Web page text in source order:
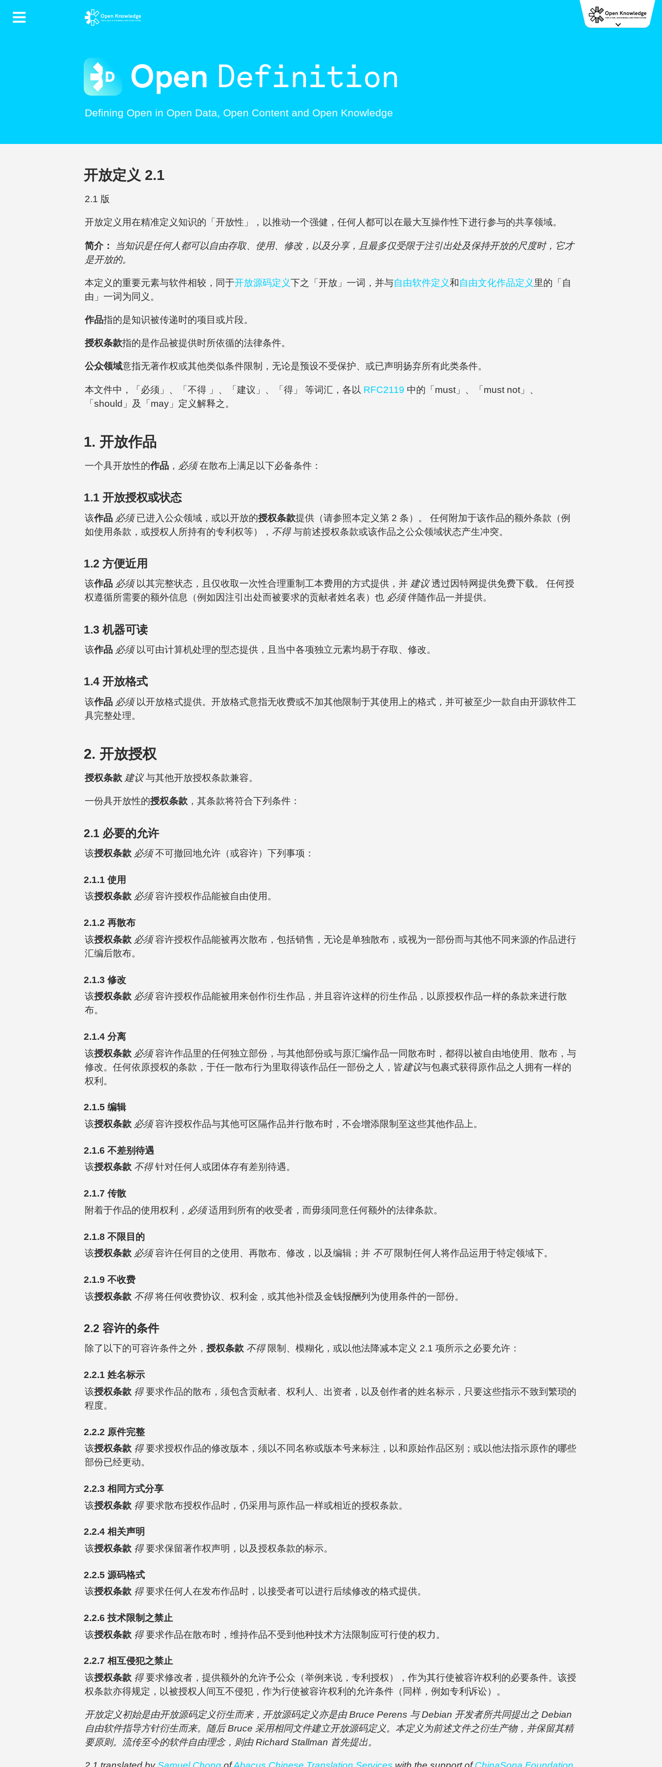
Contents
Defining Open in Open Data, Open Content and Open Knowledge
开放定义 2.1
2.1 版
开放定义用在精准定义知识的「开放性」，以推动一个强健，任何人都可以在最大互操作性下进行参与的共享领域。
简介：
当知识是任何人都可以自由存取、使用、修改，以及分享，且最多仅受限于注引出处及保持开放的尺度时，它才
是开放的。
本定义的重要元素与软件相较，同于开放源码定义下之「开放」一词，并与自由软件定义和自由文化作品定义 里的「自
由」一词为同义。
作品指的是知识被传递时的项目或片段。
授权条款指的是作品被提供时所依循的法律条件。
公众领域意指无著作权或其他类似条件限制，无论是预设不受保护、或已声明扬弃所有此类条件。
本文件中，「必须」、「不得 」、「建议」、「得」 等词汇，各以 RFC2119 中的「must」、「must not」、
「should」及「may」定义解释之。
1. 开放作品
一个具开放性的作品 ， 必须在散布上满足以下必备条件：
1.1 开放授权或状态
该作品 必须已进入公众领域，或以开放的授权条款提供（请参照本定义第 2 条）。 任何附加于该作品的额外条款（例
如使用条款，或授权人所持有的专利权等）， 不得与前述授权条款或该作品之公众领域状态产生冲突。
1.2 方便近用
该作品 必须以其完整状态，且仅收取一次性合理重制工本费用的方式提供，并 建议透过因特网提供免费下载。 任何授
权遵循所需要的额外信息（例如因注引出处而被要求的贡献者姓名表）也 必须伴随作品一并提供。
1.3 机器可读
该作品 必须以可由计算机处理的型态提供，且当中各项独立元素均易于存取、修改。
1.4 开放格式
该作品 必须以开放格式提供。开放格式意指无收费或不加其他限制于其使用上的格式，并可被至少一款自由开源软件工
具完整处理。
2. 开放授权
授权条款 建议与其他开放授权条款兼容。
一份具开放性的授权条款 ，其条款将符合下列条件：
2.1 必要的允许
该授权条款 必须不可撤回地允许（或容许）下列事项：
2.1.1 使用
该授权条款 必须容许授权作品能被自由使用。
2.1.2 再散布
该授权条款 必须容许授权作品能被再次散布，包括销售，无论是单独散布，或视为一部份而与其他不同来源的作品进行
汇编后散布。
2.1.3 修改
该授权条款 必须容许授权作品能被用来创作衍生作品，并且容许这样的衍生作品，以原授权作品一样的条款来进行散
布。
2.1.4 分离
该授权条款 必须容许作品里的任何独立部份，与其他部份或与原汇编作品一同散布时，都得以被自由地使用、散布，与
修改。任何依原授权的条款，于任一散布行为里取得该作品任一部份之人，皆建议与包裹式获得原作品之人拥有一样的
权利。
2.1.5 编辑
该授权条款 必须容许授权作品与其他可区隔作品并行散布时，不会增添限制至这些其他作品上。
2.1.6 不差别待遇
该授权条款 不得针对任何人或团体存有差别待遇。
2.1.7 传散
附着于作品的使用权利， 必须适用到所有的收受者，而毋须同意任何额外的法律条款。
2.1.8 不限目的
该授权条款 必须容许任何目的之使用、再散布、修改，以及编辑；并 不可限制任何人将作品运用于特定领域下。
2.1.9 不收费
该授权条款 不得将任何收费协议、权利金，或其他补偿及金钱报酬列为使用条件的一部份。
2.2 容许的条件
除了以下的可容许条件之外， 授权条款 不得限制、模糊化，或以他法降减本定义 2.1 项所示之必要允许：
2.2.1 姓名标示
该授权条款 得要求作品的散布，须包含贡献者、权利人、出资者，以及创作者的姓名标示，只要这些指示不致到繁琐的
程度。
2.2.2 原件完整
该授权条款 得要求授权作品的修改版本，须以不同名称或版本号来标注，以和原始作品区别；或以他法指示原作的哪些
部份已经更动。
2.2.3 相同方式分享
该授权条款 得要求散布授权作品时，仍采用与原作品一样或相近的授权条款。
2.2.4 相关声明
该授权条款 得要求保留著作权声明，以及授权条款的标示。
2.2.5 源码格式
该授权条款 得要求任何人在发布作品时，以接受者可以进行后续修改的格式提供。
2.2.6 技术限制之禁止
该授权条款 得要求作品在散布时，维持作品不受到他种技术方法限制应可行使的权力。
2.2.7 相互侵犯之禁止
该授权条款 得要求修改者，提供额外的允许予公众（举例来说，专利授权），作为其行使被容许权利的必要条件。该授
权条款亦得规定，以被授权人间互不侵犯，作为行使被容许权利的允许条件（同样，例如专利诉讼）。
开放定义初始是由开放源码定义衍生而来，开放源码定义亦是由 Bruce Perens 与 Debian 开发者所共同提出之 Debian
自由软件指导方针衍生而来。随后 Bruce 采用相同文件建立开放源码定义。本定义为前述文件之衍生产物，并保留其精
要原则。流传至今的软件自由理念，则由 Richard Stallman 首先提出。